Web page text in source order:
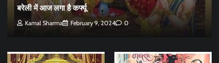
बरेली में आज लगा है कर्फ्यू
Kamal Sharma February 9, 2024 0